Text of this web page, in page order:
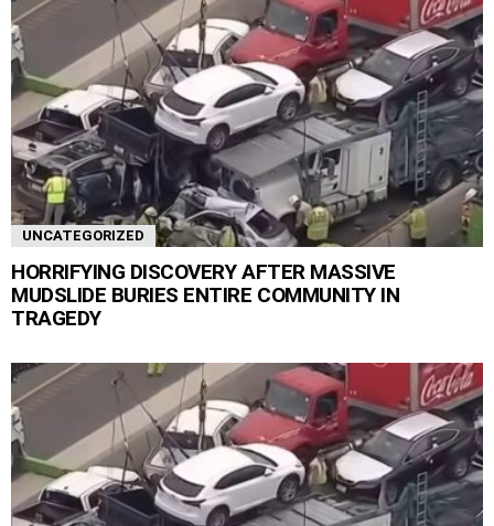
UNCATEGORIZED
HORRIFYING DISCOVERY AFTER MASSIVE
MUDSLIDE BURIES ENTIRE COMMUNITY IN
TRAGEDY